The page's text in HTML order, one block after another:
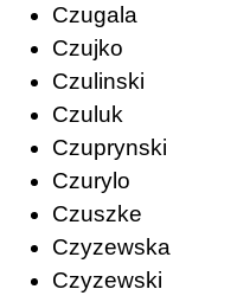
Czugala
Czujko
Czulinski
Czuluk
Czuprynski
Czurylo
Czuszke
Czyzewska
Czyzewski